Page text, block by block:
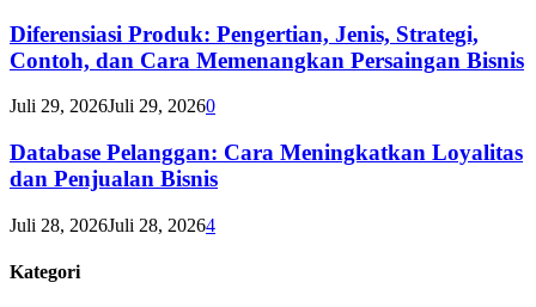
Diferensiasi Produk: Pengertian, Jenis, Strategi,
Contoh, dan Cara Memenangkan Persaingan Bisnis
Juli 29, 2026Juli 29, 20260
Database Pelanggan: Cara Meningkatkan Loyalitas
dan Penjualan Bisnis
Juli 28, 2026Juli 28, 20264
Kategori